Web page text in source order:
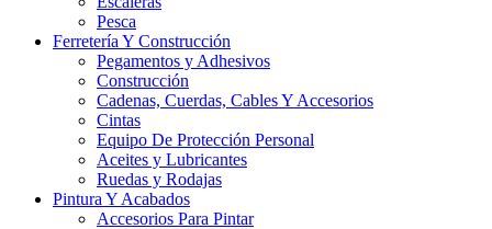
Pesca
Ferretería Y Construcción
Pegamentos y Adhesivos
Construcción
Cadenas, Cuerdas, Cables Y Accesorios
Cintas
Equipo De Protección Personal
Aceites y Lubricantes
Ruedas y Rodajas
Pintura Y Acabados
Accesorios Para Pintar